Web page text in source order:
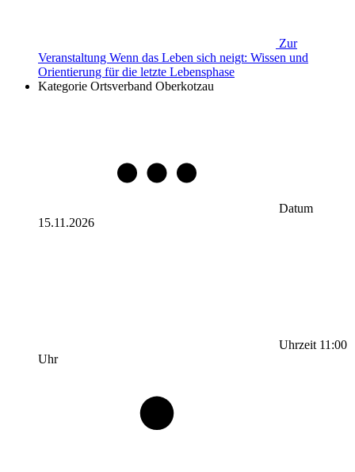
Zur
Veranstaltung Wenn das Leben sich neigt: Wissen und
Orientierung für die letzte Lebensphase
Kategorie Ortsverband Oberkotzau
Datum
15.11.2026
Uhrzeit 11:00
Uhr